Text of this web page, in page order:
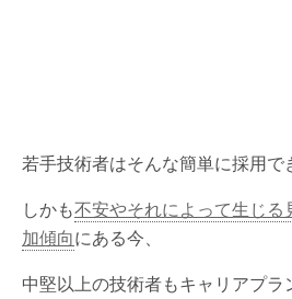
若手技術者はそんな簡単に採用で
しかも不安やそれによって生じる
加傾向にある今、
中堅以上の技術者もキャリアプラ